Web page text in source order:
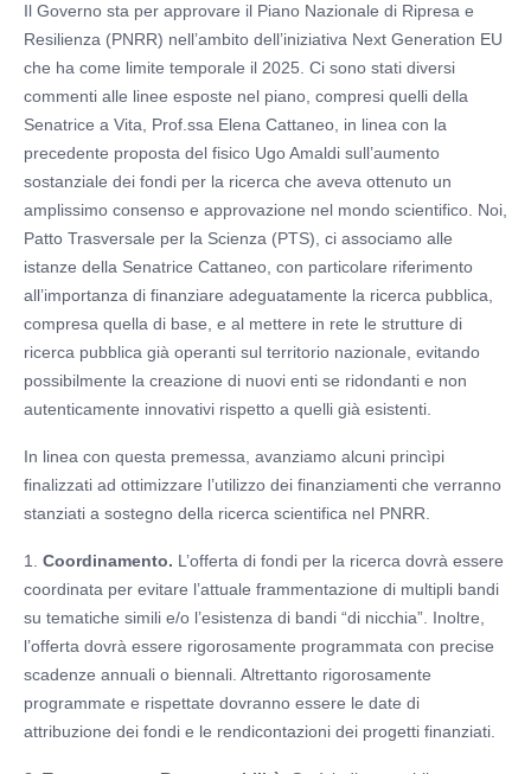
Il Governo sta per approvare il Piano Nazionale di Ripresa e
Resilienza (PNRR) nell’ambito dell’iniziativa Next Generation EU
che ha come limite temporale il 2025. Ci sono stati diversi
commenti alle linee esposte nel piano, compresi quelli della
Senatrice a Vita, Prof.ssa Elena Cattaneo, in linea con la
precedente proposta del fisico Ugo Amaldi sull’aumento
sostanziale dei fondi per la ricerca che aveva ottenuto un
amplissimo consenso e approvazione nel mondo scientifico. Noi,
Patto Trasversale per la Scienza (PTS), ci associamo alle
istanze della Senatrice Cattaneo, con particolare riferimento
all’importanza di finanziare adeguatamente la ricerca pubblica,
compresa quella di base, e al mettere in rete le strutture di
ricerca pubblica già operanti sul territorio nazionale, evitando
possibilmente la creazione di nuovi enti se ridondanti e non
autenticamente innovativi rispetto a quelli già esistenti.
In linea con questa premessa, avanziamo alcuni princìpi
finalizzati ad ottimizzare l’utilizzo dei finanziamenti che verranno
stanziati a sostegno della ricerca scientifica nel PNRR.
1. Coordinamento. L’offerta di fondi per la ricerca dovrà essere
coordinata per evitare l’attuale frammentazione di multipli bandi
su tematiche simili e/o l’esistenza di bandi “di nicchia”. Inoltre,
l’offerta dovrà essere rigorosamente programmata con precise
scadenze annuali o biennali. Altrettanto rigorosamente
programmate e rispettate dovranno essere le date di
attribuzione dei fondi e le rendicontazioni dei progetti finanziati.